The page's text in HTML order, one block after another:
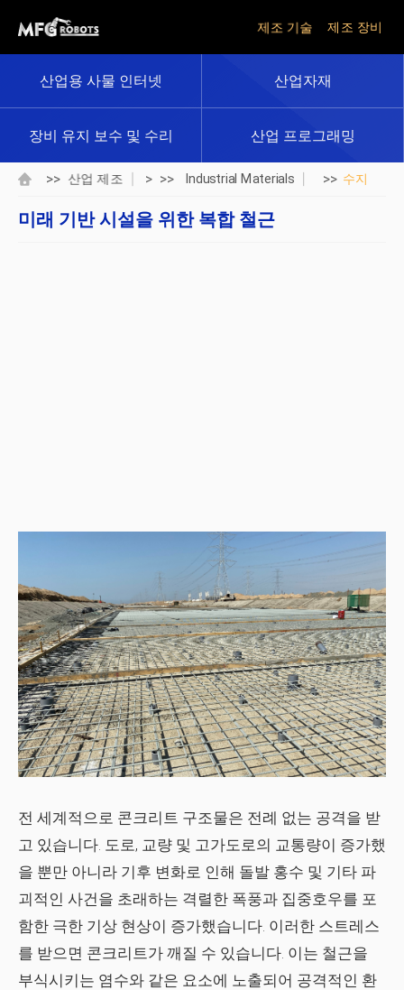
제조 기술 제조 장비
산업용 사물 인터넷 산업자재
장비 유지 보수 및 수리 산업 프로그래밍
>> 산업 제조 > >> Industrial Materials >> 수지
미래 기반 시설을 위한 복합 철근
전 세계적으로 콘크리트 구조물은 전례 없는 공격을 받
고 있습니다. 도로, 교량 및 고가도로의 교통량이 증가했
을 뿐만 아니라 기후 변화로 인해 돌발 홍수 및 기타 파
괴적인 사건을 초래하는 격렬한 폭풍과 집중호우를 포
함한 극한 기상 현상이 증가했습니다. 이러한 스트레스
를 받으면 콘크리트가 깨질 수 있습니다. 이는 철근을
부식시키는 염수와 같은 요소에 노출되어 공격적인 환